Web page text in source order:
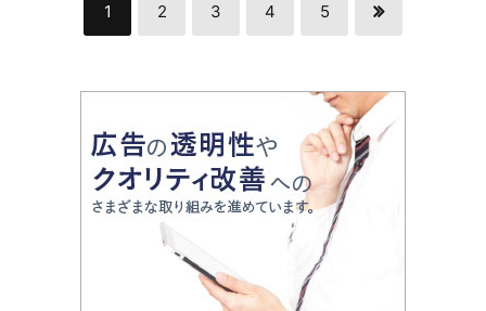
1 2 3 4 5